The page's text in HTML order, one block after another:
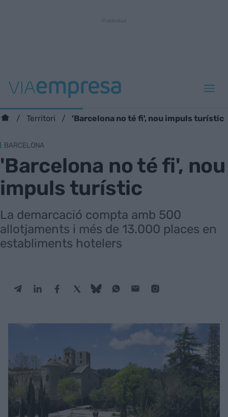
Territori 'Barcelona no té fi', nou impuls turístic
BARCELONA
'Barcelona no té fi', nou
impuls turístic
La demarcació compta amb 500
allotjaments i més de 13.000 places en
establiments hotelers